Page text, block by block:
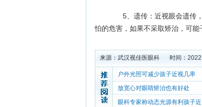
5、遗传：近视眼会遗传，
怕的危害，如果不采取矫治，可能
来源： 武汉视佳医眼科 时间：
户外光照可减少孩子近视几率
放宽心对眼睛矫治也有好处